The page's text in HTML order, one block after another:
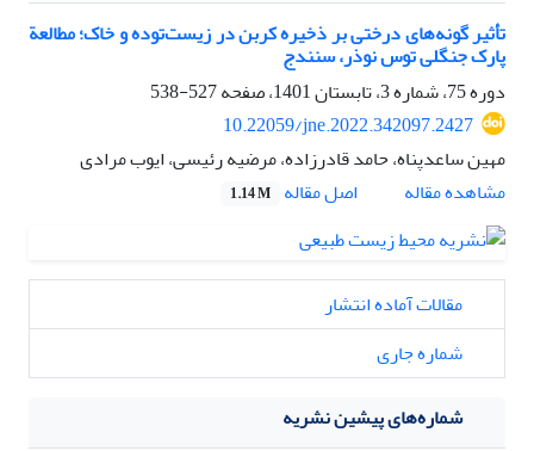
تأثیر گونه‌های درختی بر ذخیره کربن در زیست‌توده و خاک؛ مطالعة
پارک جنگلی توس نوذر، سنندج
دوره 75، شماره 3، تابستان 1401، صفحه
527-538
10.22059/jne.2022.342097.2427
مهین ساعدپناه، حامد قادرزاده، مرضیه رئیسی، ایوب مرادی
مشاهده مقاله
اصل مقاله 1.14 M
مقالات آماده انتشار
شماره جاری
شماره‌های پیشین نشریه